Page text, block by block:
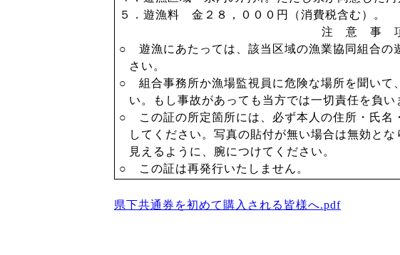
５．遊漁料 金２８，０００円（消費税含む）。
注 意 事
○ 遊漁にあたっては、該当区域の漁業協同組合の
さい。
○ 組合事務所か漁場監視員に危険な場所を聞いて
い。もし事故があっても当方では一切責任を負い
○ この証の所定箇所には、必ず本人の住所・氏名
してください。写真の貼付が無い場合は無効と
見えるように、腕につけてください。
○ この証は再発行いたしません。
県下共通券を初めて購入される皆様へ.pdf